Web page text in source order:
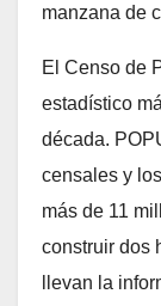
manzana de
El Censo de
estadístico
década.
censales y
más de 11
construir dos
llevan la